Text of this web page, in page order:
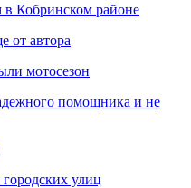
в Кобринском районе
от автора
мотосезон
помощника и не
улиц